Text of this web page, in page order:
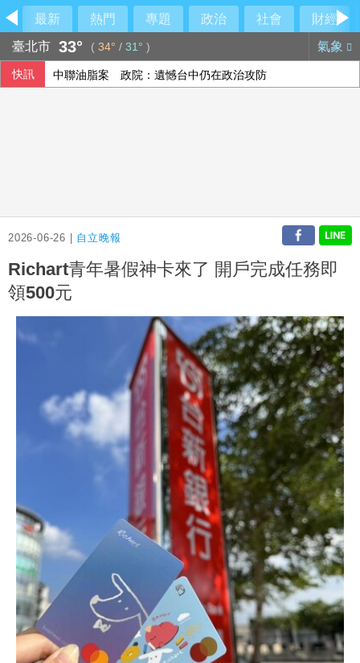
最新 熱門 專題 政治 社會
財經
臺北市 33° ( 34° / 31° ) 氣象
快訊 中聯油脂案 政院：遺憾台中仍在政治攻防
2026-06-26 | 自立晚報
Richart青年暑假神卡來了 開戶完成任務即
領500元